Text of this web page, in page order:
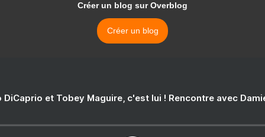
Créer un blog sur Overblog
Créer un blog
DiCaprio et Tobey Maguire, c'est lui ! Rencontre avec